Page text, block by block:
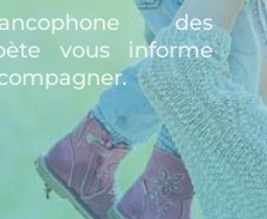
des
vous informe